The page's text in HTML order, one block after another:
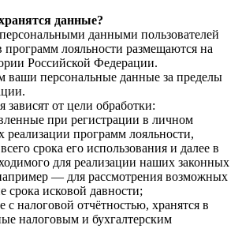
данные?
данными пользователей
программ лояльности размещаются на
Российской Федерации.
ваши персональные данные за пределы
зависят от цели обработки:
при регистрации в личном
реализации программ лояльности,
срока его использования и далее в
для реализации наших законных
— для рассмотрения возможных
срока исковой давности;
с налоговой отчётностью, хранятся в
налоговым и бухгалтерским